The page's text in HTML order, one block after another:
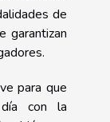
de
garantizan
para que
con la